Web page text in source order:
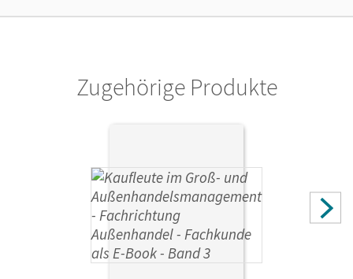
Cornelsen Verlag
Peter; Schnettler, Josef
Zugehörige Produkte